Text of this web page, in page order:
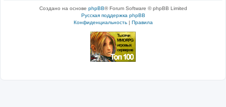
Создано на основе phpBB® Forum Software © phpBB Limited
Русская поддержка phpBB
Конфиденциальность| Правила